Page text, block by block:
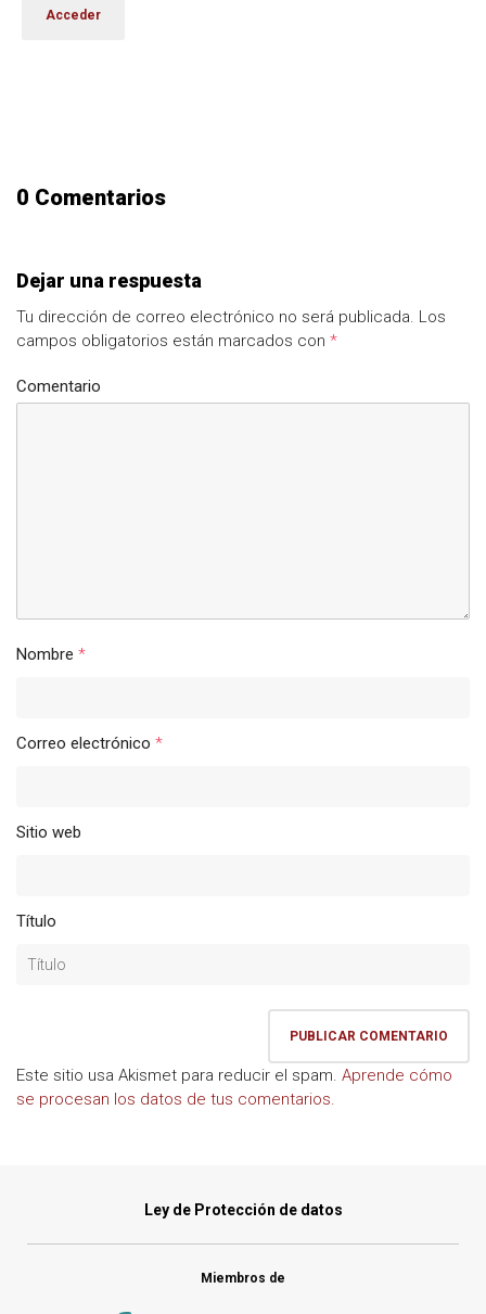
0 Comentarios
Dejar una respuesta
Tu dirección de correo electrónico no será publicada. Los
campos obligatorios están marcados con *
Comentario
Nombre *
Correo electrónico *
Sitio web
Título
Este sitio usa Akismet para reducir el spam. Aprende cómo
se procesan los datos de tus comentarios.
Ley de Protección de datos
Miembros de